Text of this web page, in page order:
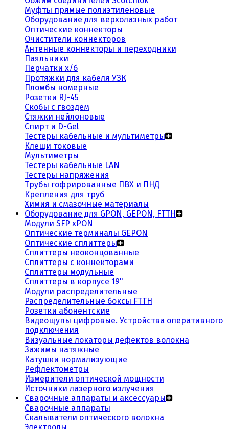
Муфты прямые полиэтиленовые
Оборудование для верхолазных работ
Оптические коннекторы
Очистители коннекторов
Антенные коннекторы и переходники
Паяльники
Перчатки х/б
Протяжки для кабеля УЗК
Пломбы номерные
Розетки RJ-45
Скобы с гвоздем
Стяжки нейлоновые
Спирт и D-Gel
Тестеры кабельные и мультиметры
Клещи токовые
Мультиметры
Тестеры кабельные LAN
Тестеры напряжения
Трубы гофрированные ПВХ и ПНД
Крепления для труб
Химия и смазочные материалы
Оборудование для GPON, GEPON, FTTH
Модули SFP xPON
Оптические терминалы GEPON
Оптические сплиттеры
Сплиттеры неоконцованные
Сплиттеры с коннекторами
Сплиттеры модульные
Сплиттеры в корпусе 19"
Модули распределительные
Распределительные боксы FTTH
Розетки абонентские
Видеощупы цифровые. Устройства оперативного
подключения
Визуальные локаторы дефектов волокна
Зажимы натяжные
Катушки нормализующие
Рефлектометры
Измерители оптической мощности
Источники лазерного излучения
Сварочные аппараты и аксессуары
Сварочные аппараты
Скалыватели оптического волокна